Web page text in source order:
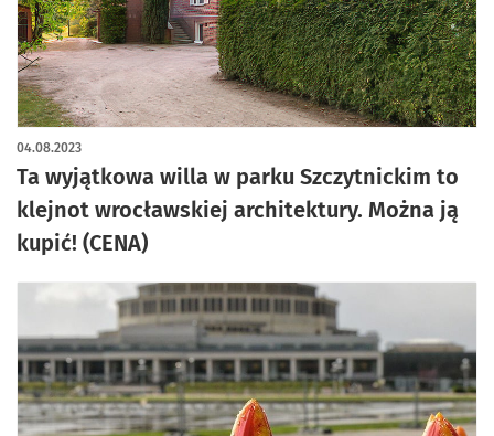
Ta wyjątkowa willa w parku Szczytnickim to
klejnot wrocławskiej architektury. Można ją
kupić! (CENA)
04.08.2023
artykuł z galerią zdjęć